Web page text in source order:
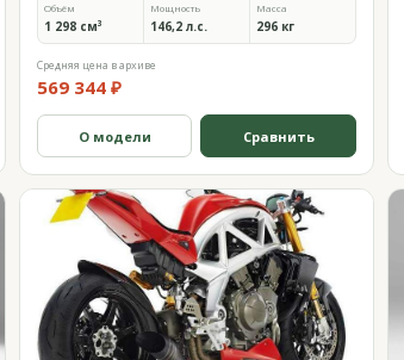
Объём
1 298 см³
Мощность
146,2 л.с.
Масса
296 кг
Средняя цена в архиве
569 344 ₽
О модели Сравнить